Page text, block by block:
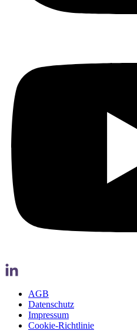
AGB
Datenschutz
Impressum
Cookie-Richtlinie